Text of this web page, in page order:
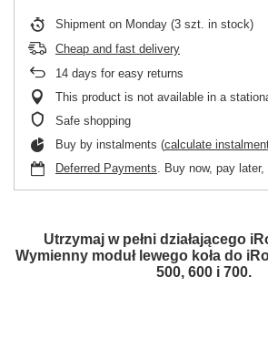
Shipment on Monday (3 szt. in stock)
Cheap and fast delivery
14 days for easy returns
This product is not available in a
Safe shopping
Buy by instalments (calculate
Deferred Payments. Buy now, pay
Utrzymaj w pełni działającego
Wymienny moduł lewego koła do
500, 600 i 700.